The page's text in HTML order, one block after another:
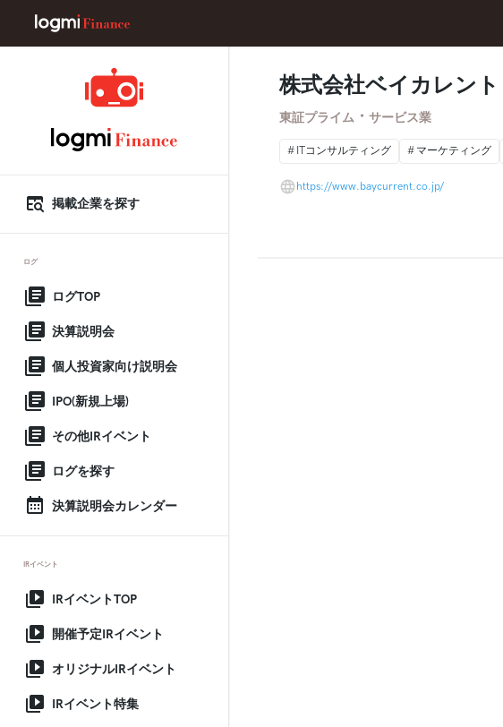
掲載企業を探す
ログ
ログTOP
決算説明会
個人投資家向け説明会
IPO(新規上場)
その他IRイベント
ログを探す
決算説明会カレンダー
IRイベント
IRイベントTOP
開催予定IRイベント
オリジナルIRイベント
IRイベント特集
株式会社ベイカレント
東証プライム ・ サービス業
ITコンサルティング マーケティング
https://www.baycurrent.co.jp/